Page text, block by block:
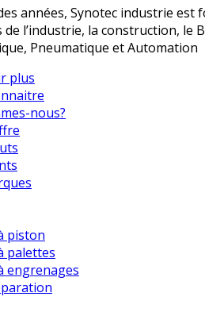
années, Synotec industrie
de l’industrie, la construction, le
Pneumatique et Automation
plus
nous?
piston
palettes
engrenages